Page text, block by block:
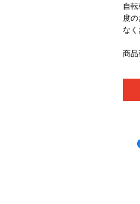
自
度
なく
商品